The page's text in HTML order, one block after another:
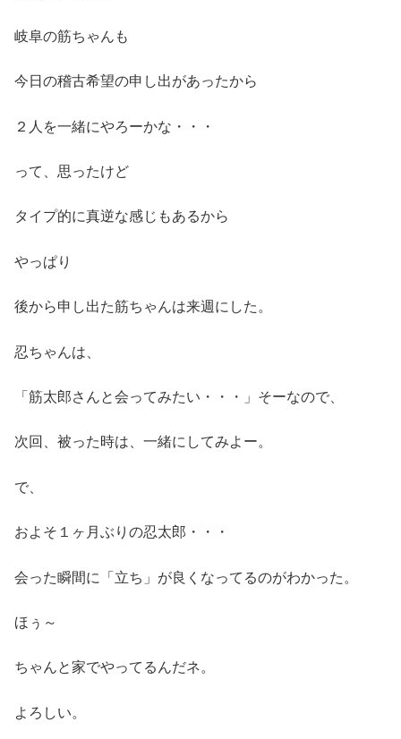
岐阜の筋ちゃんも
今日の稽古希望の申し出があったから
２人を一緒にやろーかな・・・
って、思ったけど
タイプ的に真逆な感じもあるから
やっぱり
後から申し出た筋ちゃんは来週にした。
忍ちゃんは、
「筋太郎さんと会ってみたい・・・」そーなので、
次回、被った時は、一緒にしてみよー。
で、
およそ１ヶ月ぶりの忍太郎・・・
会った瞬間に「立ち」が良くなってるのがわかった。
ほぅ～
ちゃんと家でやってるんだネ。
よろしい。